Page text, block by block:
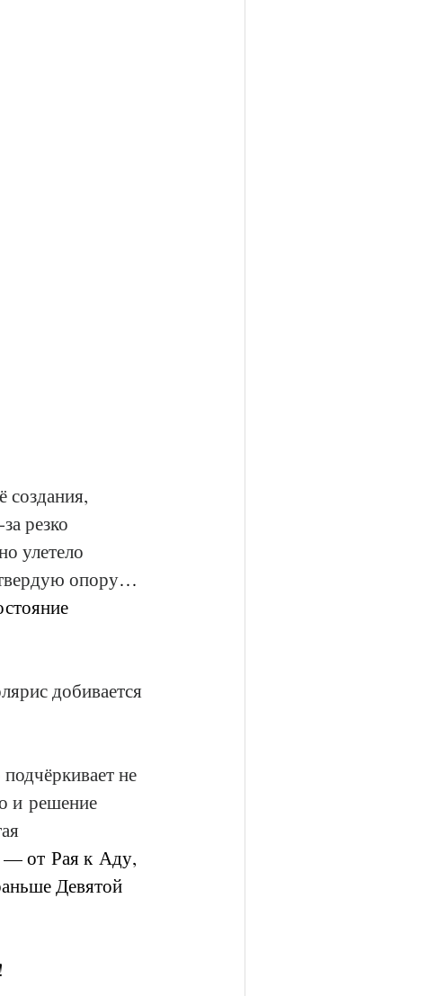
создания,
резко
улетело
опору…
добивается
не
и решение
— от Рая к Аду,
Девятой